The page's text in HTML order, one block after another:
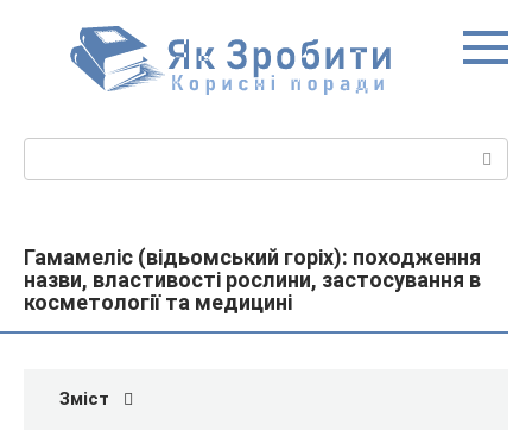
Гамамеліс (відьомський горіх): походження
назви, властивості рослини, застосування в
косметології та медицині
Зміст